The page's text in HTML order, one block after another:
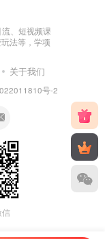
、短视频课
法等，学项
关于我们
号-2
信